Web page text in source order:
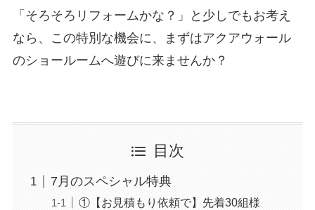
「そろそろリフォームかな？」と少しでもお考え
なら、この特別な機会に、まずはアクアウォール
のショールームへ遊びに来ませんか？
目次
7月のスペシャル特典
①【お見積もり依頼で】先着30組様